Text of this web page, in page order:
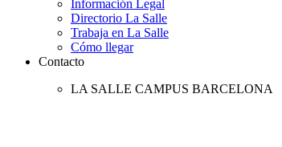
Información Legal
Directorio La Salle
Trabaja en La Salle
Cómo llegar
Contacto
LA SALLE CAMPUS BARCELONA